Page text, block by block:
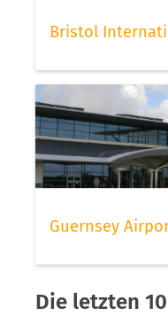
Bristol
Guernsey
Die letzten